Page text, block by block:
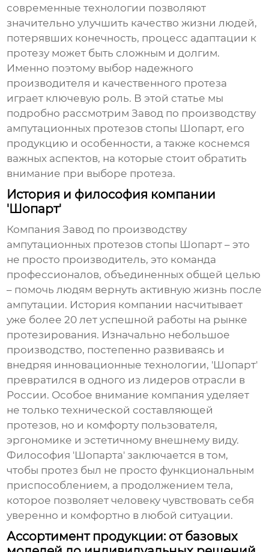
современные технологии позволяют
значительно улучшить качество жизни людей,
потерявших конечность, процесс адаптации к
протезу может быть сложным и долгим.
Именно поэтому выбор надежного
производителя и качественного протеза
играет ключевую роль. В этой статье мы
подробно рассмотримЗавод по производству
ампутационных протезов стопы Шопарт, его
продукцию и особенности, а также коснемся
важных аспектов, на которые стоит обратить
внимание при выборе протеза.
История и философия компании
'Шопарт'
КомпанияЗавод по производству
ампутационных протезов стопы Шопарт – это
не просто производитель, это команда
профессионалов, объединенных общей целью
– помочь людям вернуть активную жизнь после
ампутации. История компании насчитывает
уже более 20 лет успешной работы на рынке
протезирования. Изначально небольшое
производство, постепенно развиваясь и
внедряя инновационные технологии, 'Шопарт'
превратился в одного из лидеров отрасли в
России. Особое внимание компания уделяет
не только технической составляющей
протезов, но и комфорту пользователя,
эргономике и эстетичному внешнему виду.
Философия 'Шопарта' заключается в том,
чтобы протез был не просто функциональным
приспособлением, а продолжением тела,
которое позволяет человеку чувствовать себя
уверенно и комфортно в любой ситуации.
Ассортимент продукции: от базовых